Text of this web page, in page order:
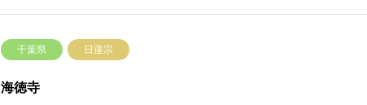
千葉県 日蓮宗
海徳寺